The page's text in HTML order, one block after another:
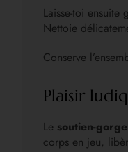
Laisse-toi
Nettoie
Conserve
Plaisir
Le soutien-
corps en jeu,